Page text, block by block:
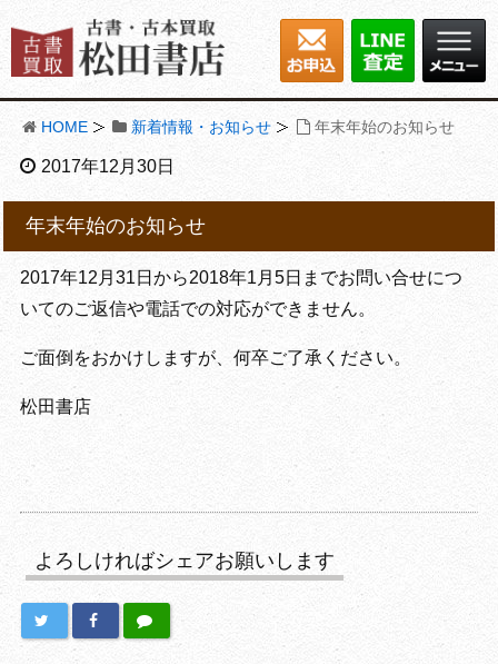
HOME 新着情報・お知らせ 年末年始のお知らせ
2017年12月30日
年末年始のお知らせ
2017年12月31日から2018年1月5日までお問い合せにつ
いてのご返信や電話での対応ができません。
ご面倒をおかけしますが、何卒ご了承ください。
松田書店
よろしければシェアお願いします